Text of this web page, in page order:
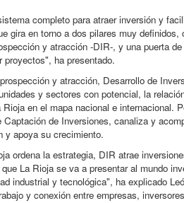
completo para atraer inversión y
gira en torno a dos pilares muy
y atracción -DIR-, y una puerta
proyectos", ha presentado.
y atracción, Desarrollo de
y sectores con potencial, la
en el mapa nacional e internacional.
de Inversiones, canaliza y
y apoya su crecimiento.
ordena la estrategia, DIR atrae
La Rioja se va a presentar al mundo
industrial y tecnológica", ha explicado
y conexión entre empresas,